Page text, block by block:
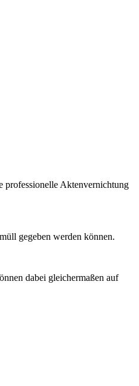
professionelle Aktenvernichtung
gegeben werden können.
dabei gleichermaßen auf